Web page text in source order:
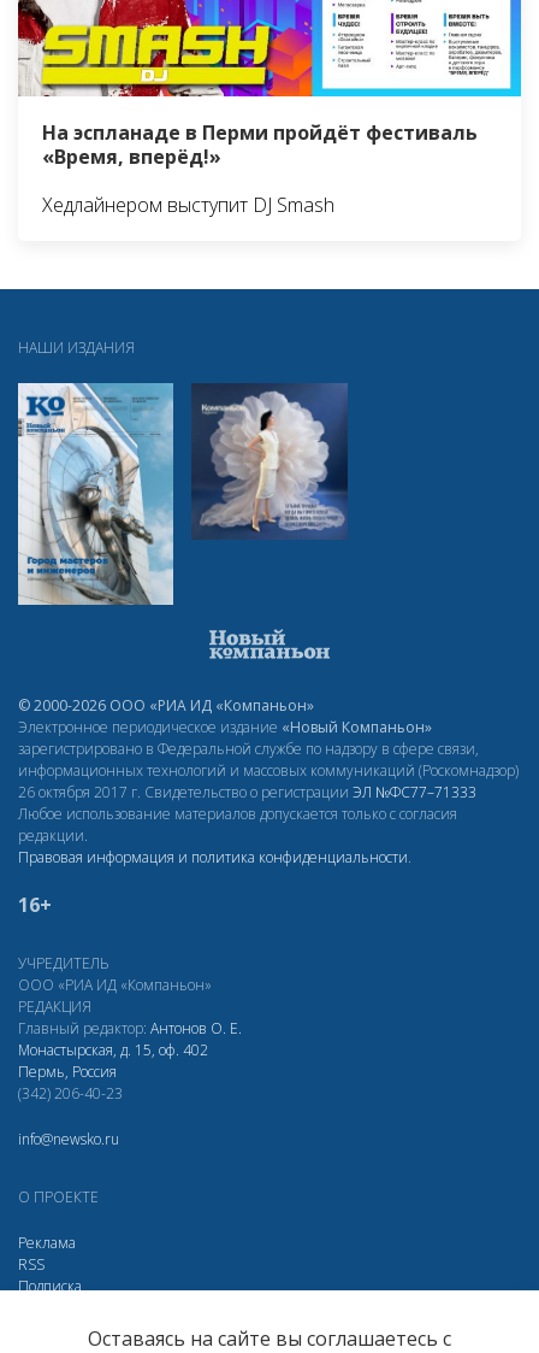
На эспланаде в Перми пройдёт фестиваль
«Время, вперёд!»
Хедлайнером выступит DJ Smash
НАШИ ИЗДАНИЯ
© 2000-2026 ООО «РИА ИД «Компаньон»
Электронное периодическое издание «Новый Компаньон»
зарегистрировано в Федеральной службе по надзору в сфере связи,
информационных технологий и массовых коммуникаций (Роскомнадзор)
26 октября 2017 г. Свидетельство о регистрации ЭЛ №ФС77–71333
Любое использование материалов допускается только с согласия
редакции.
Правовая информация и политика конфиденциальности.
16+
УЧРЕДИТЕЛЬ
ООО «РИА ИД «Компаньон»
РЕДАКЦИЯ
Главный редактор: Антонов О. Е.
Монастырская, д. 15, оф. 402
Пермь, Россия
(342) 206-40-23
info@newsko.ru
О ПРОЕКТЕ
Реклама
RSS
Подписка
ОдноклассникиОставаясь на сайте вы соглашаетесь с